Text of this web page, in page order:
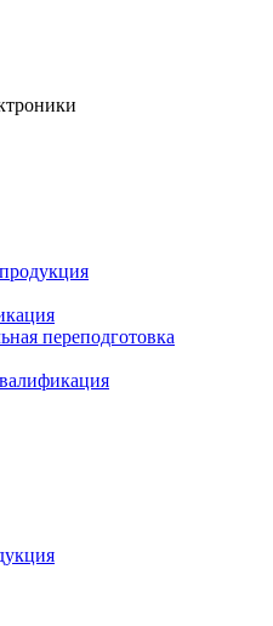
переподготовка